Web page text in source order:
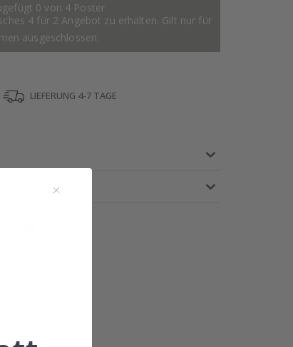
0 von 4 Poster
4 für 2 Angebot zu erhalten. Gilt nur für
ausgeschlossen.
LIEFERUNG 4-7 TAGE